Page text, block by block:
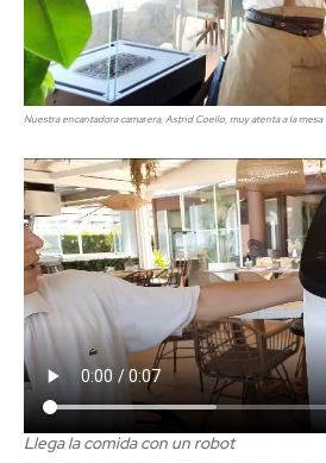
Nuestra encantadora camarera, Astrid Coello, muy atenta a la mesa
Llega la comida con un robot